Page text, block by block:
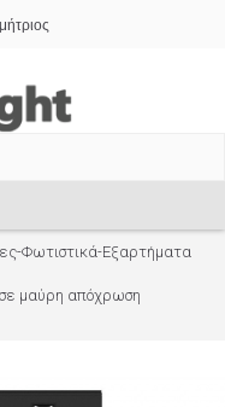
Φωτιστικά-Εξαρτήματα
μαύρη απόχρωση